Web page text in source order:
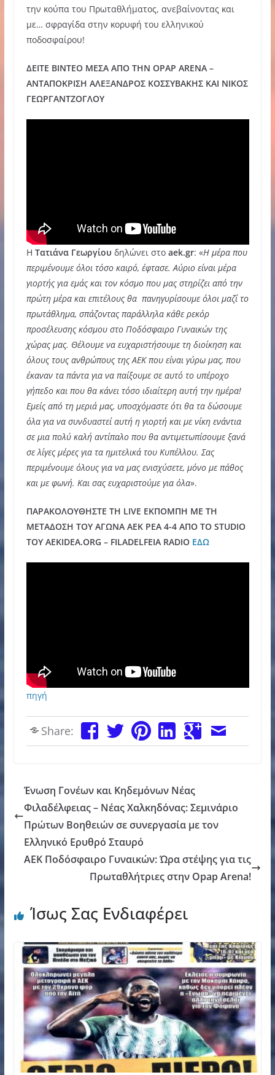
την κούπα του Πρωταθλήματος, ανεβαίνοντας και
με… σφραγίδα στην κορυφή του ελληνικού
ποδοσφαίρου!
ΔΕΙΤΕ ΒΙΝΤΕΟ ΜΕΣΑ ΑΠΟ ΤΗΝ OPAP ARENA –
ΑΝΤΑΠΟΚΡΙΣΗ ΑΛΕΞΑΝΔΡΟΣ ΚΟΣΣΥΒΑΚΗΣ ΚΑΙ ΝΙΚΟΣ
ΓΕΩΡΓΑΝΤΖΟΓΛΟΥ
Η Τατιάνα Γεωργίου δηλώνει στο aek.gr: «Η μέρα που
περιμένουμε όλοι τόσο καιρό, έφτασε. Αύριο είναι μέρα
γιορτής για εμάς και τον κόσμο που μας στηρίζει από την
πρώτη μέρα και επιτέλους θα πανηγυρίσουμε όλοι μαζί το
πρωτάθλημα, σπάζοντας παράλληλα κάθε ρεκόρ
προσέλευσης κόσμου στο Ποδόσφαιρο Γυναικών της
χώρας μας. Θέλουμε να ευχαριστήσουμε τη διοίκηση και
όλους τους ανθρώπους της ΑΕΚ που είναι γύρω μας, που
έκαναν τα πάντα για να παίξουμε σε αυτό το υπέροχο
γήπεδο και που θα κάνει τόσο ιδιαίτερη αυτή την ημέρα!
Εμείς από τη μεριά μας, υποσχόμαστε ότι θα τα δώσουμε
όλα για να συνδυαστεί αυτή η γιορτή και με νίκη ενάντια
σε μια πολύ καλή αντίπαλο που θα αντιμετωπίσουμε ξανά
σε λίγες μέρες για τα ημιτελικά του Κυπέλλου. Σας
περιμένουμε όλους για να μας ενισχύσετε, μόνο με πάθος
και με φωνή. Και σας ευχαριστούμε για όλα».
ΠΑΡΑΚΟΛΟΥΘΗΣΤΕ ΤΗ LIVE ΕΚΠΟΜΠΗ ΜΕ ΤΗ
ΜΕΤΑΔΟΣΗ ΤΟΥ ΑΓΩΝΑ ΑΕΚ ΡΕΑ 4-4 ΑΠΟ ΤΟ STUDIO
ΤΟΥ AEKIDEA.ORG – FILADELFEIA RADIO ΕΔΩ
πηγή
Share:
Ένωση Γονέων και Κηδεμόνων Νέας
Φιλαδέλφειας – Νέας Χαλκηδόνας: Σεμινάριο
Πρώτων Βοηθειών σε συνεργασία με τον
Ελληνικό Ερυθρό Σταυρό
ΑΕΚ Ποδόσφαιρο Γυναικών: Ώρα στέψης για τις
Πρωταθλήτριες στην Opap Arena!
Ίσως Σας Ενδιαφέρει